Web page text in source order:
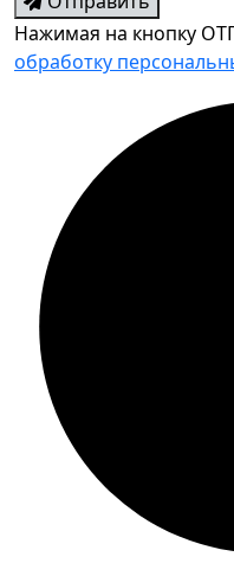
Нажимая на кнопку
обработку